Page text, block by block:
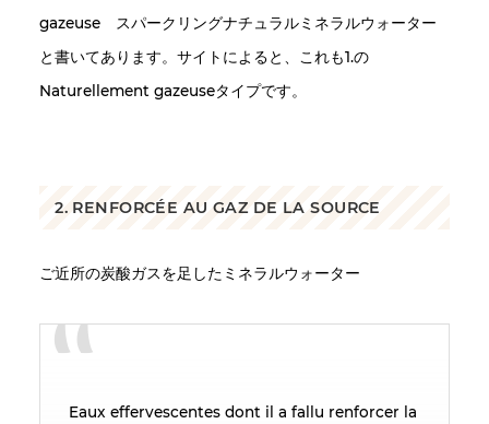
gazeuse スパークリングナチュラルミネラルウォーター
と書いてあります。サイトによると、これも1.の
Naturellement gazeuseタイプです。
2. RENFORCÉE AU GAZ DE LA SOURCE
ご近所の炭酸ガスを足したミネラルウォーター
Eaux effervescentes dont il a fallu renforcer la